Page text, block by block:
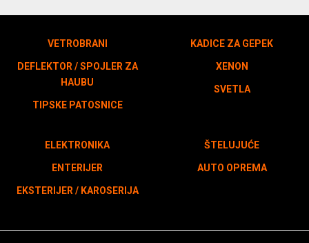
VETROBRANI
DEFLEKTOR / SPOJLER ZA
HAUBU
TIPSKE PATOSNICE
KADICE ZA GEPEK
XENON
SVETLA
ELEKTRONIKA
ENTERIJER
EKSTERIJER / KAROSERIJA
ŠTELUJUĆE
AUTO OPREMA